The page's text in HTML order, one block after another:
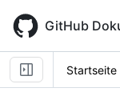
main
content
GitHub
Startseite